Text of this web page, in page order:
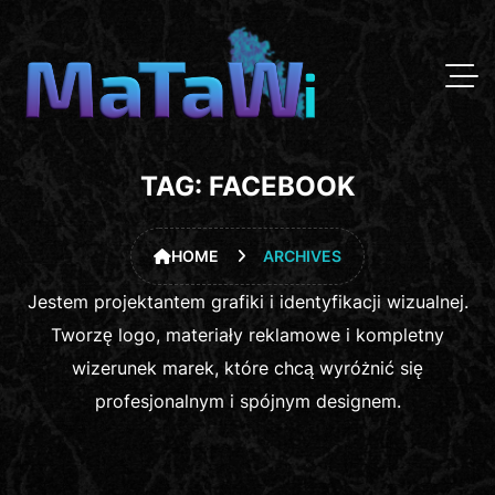
TAG: FACEBOOK
HOME ARCHIVES
Jestem projektantem grafiki i identyfikacji wizualnej.
Tworzę logo, materiały reklamowe i kompletny
wizerunek marek, które chcą wyróżnić się
profesjonalnym i spójnym designem.